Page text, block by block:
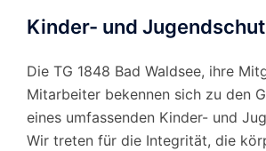
Kinder- und
Die TG 1848 Bad Waldsee, ihre
Mitarbeiter bekennen sich zu den
eines umfassenden Kinder- und
Wir treten für die Integrität, die